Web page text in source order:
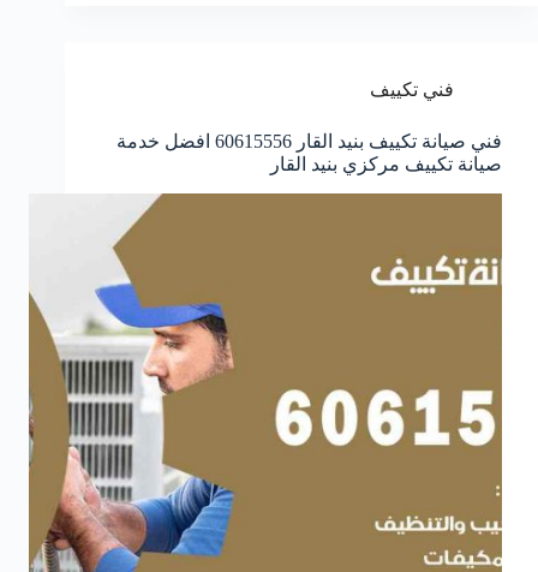
فني تكييف
فني صيانة تكييف بنيد القار 60615556 افضل خدمة
صيانة تكييف مركزي بنيد القار